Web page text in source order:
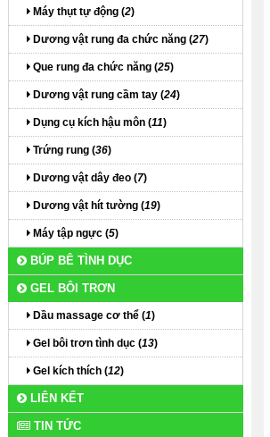
Máy thụt tự động (2)
Dương vật rung đa chức năng (27)
Que rung đa chức năng (25)
Dương vật rung cầm tay (24)
Dụng cụ kích hậu môn (11)
Trứng rung (36)
Dương vật dây đeo (7)
Dương vật hít tường (19)
Máy tập ngực (5)
BÚP BÊ TÌNH DỤC
GEL BÔI TRƠN
Dầu massage cơ thể (1)
Gel bôi trơn tình dục (13)
Gel kích thích (12)
LIÊN KẾT
TIN TỨC